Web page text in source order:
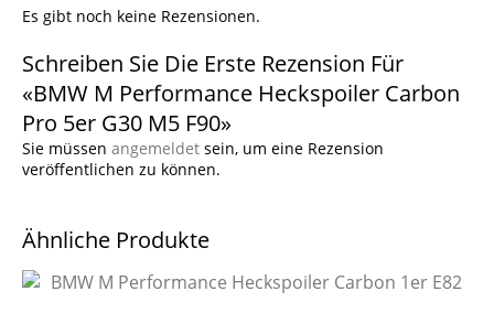
Es gibt noch keine Rezensionen.
Schreiben Sie Die Erste Rezension Für
«BMW M Performance Heckspoiler Carbon
Pro 5er G30 M5 F90»
Sie müssen angemeldet sein, um eine Rezension
veröffentlichen zu können.
Ähnliche Produkte